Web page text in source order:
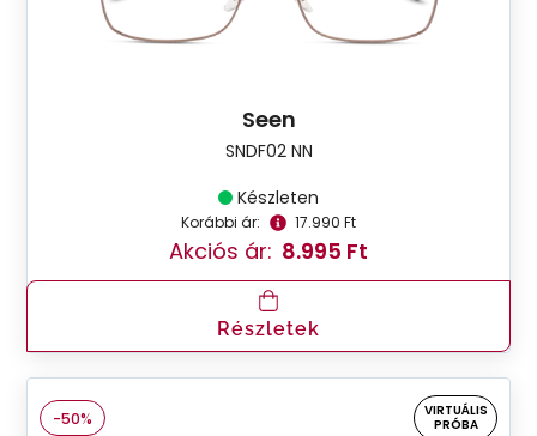
Seen
SNDF02 NN
Készleten
Korábbi ár: 17.990 Ft
Akciós ár: 8.995 Ft
Részletek
-50%
VIRTUÁLIS
PRÓBA